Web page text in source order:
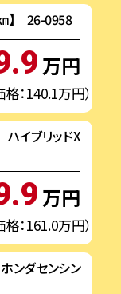
】 26-0958
万円
格：140.1万円）
イブリッドX
万円
格：161.0万円）
ダセンシン